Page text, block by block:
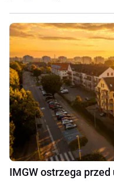
IMGW ostrzega przed